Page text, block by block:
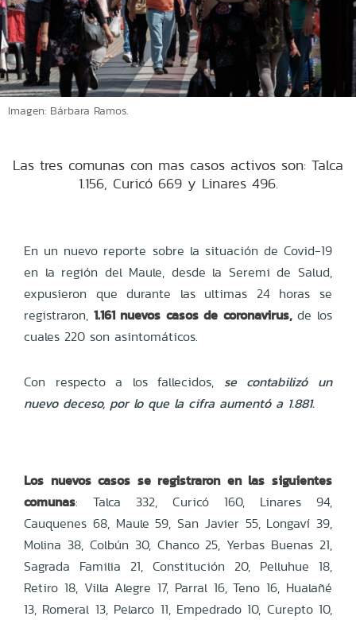
Imagen: Bárbara Ramos.
Las tres comunas con mas casos activos son: Talca
1.156, Curicó 669 y Linares 496.
En un nuevo reporte sobre la situación de Covid-19
en la región del Maule, desde la Seremi de Salud,
expusieron que durante las ultimas 24 horas se
registraron, 1.161 nuevos casos de coronavirus, de los
cuales 220 son asintomáticos.
Con respecto a los fallecidos,
se contabilizó un
nuevo deceso, por lo que la cifra aumentó a 1.881.
Los nuevos casos se registraron en las siguientes
comunas: Talca 332, Curicó 160, Linares 94,
Cauquenes 68, Maule 59, San Javier 55, Longaví 39,
Molina 38, Colbún 30, Chanco 25, Yerbas Buenas 21,
Sagrada Familia 21, Constitución 20, Pelluhue 18,
Retiro 18, Villa Alegre 17, Parral 16, Teno 16, Hualañé
13, Romeral 13, Pelarco 11, Empedrado 10, Curepto 10,